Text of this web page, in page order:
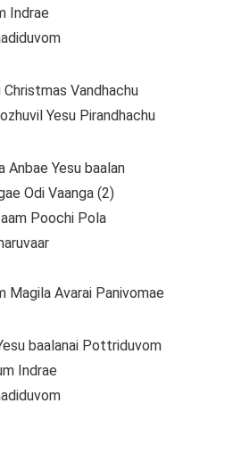
Indrae
Christmas Vandhachu
Yesu Pirandhachu
Anbae Yesu baalan
Odi Vaanga (2)
Poochi Pola
Magila Avarai Panivomae
baalanai Pottriduvom
Indrae